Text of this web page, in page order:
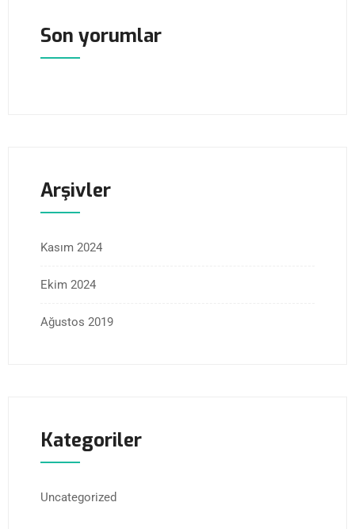
Son yorumlar
Arşivler
Kasım 2024
Ekim 2024
Ağustos 2019
Kategoriler
Uncategorized